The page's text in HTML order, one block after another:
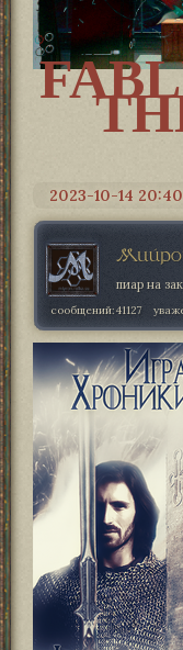
2023-10-14
пиар на
сообщений:41127